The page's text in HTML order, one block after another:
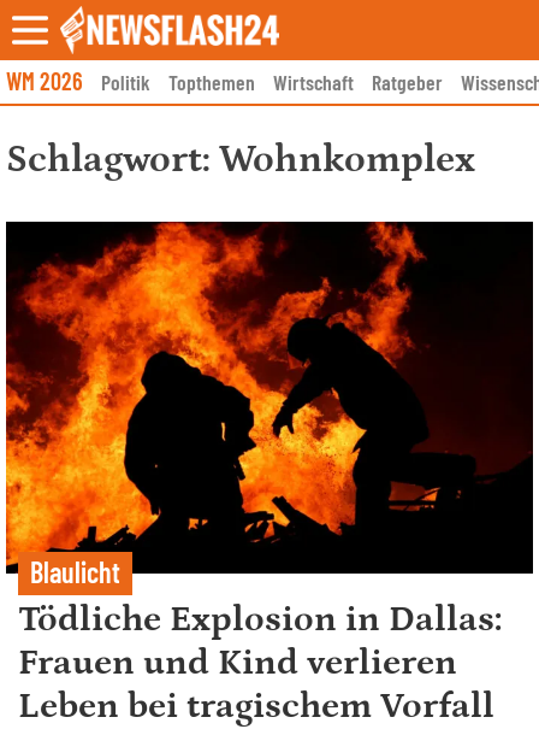
Skip
to
content
WM 2026 Politik Topthemen Wirtschaft Ratgeber
Schlagwort: Wohnkomplex
Blaulicht
Tödliche Explosion in Dallas:
Frauen und Kind verlieren
Leben bei tragischem Vorfall